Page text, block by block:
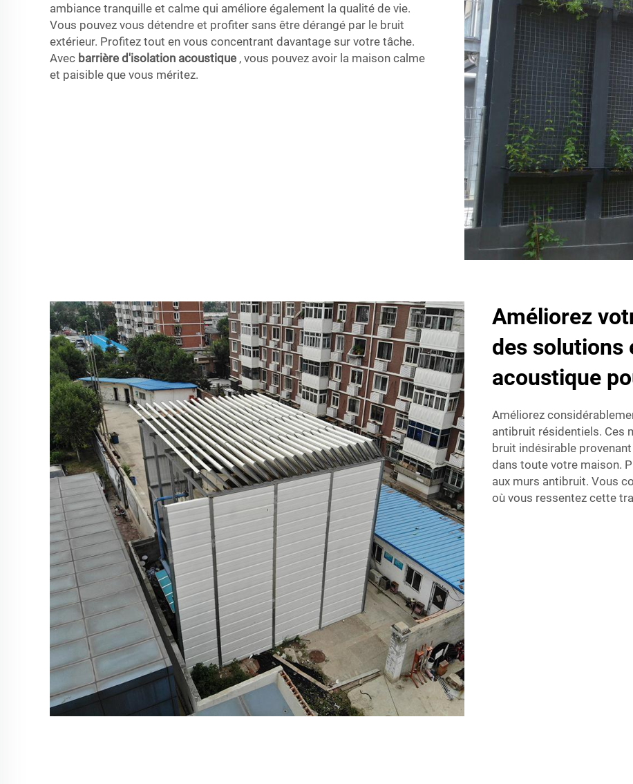
ambiance tranquille et calme qui améliore également la qualité de vie.
Vous pouvez vous détendre et profiter sans être dérangé par le bruit
extérieur. Profitez tout en vous concentrant davantage sur votre tâche.
Avec barrière d'isolation acoustique , vous pouvez avoir la maison calme
et paisible que vous méritez.
Améliorez
des solutions
acoustique
Améliorez
antibruit résidentiels. Ces
bruit indésirable
dans toute votre maison.
aux murs antibruit. Vous
où vous ressentez cette